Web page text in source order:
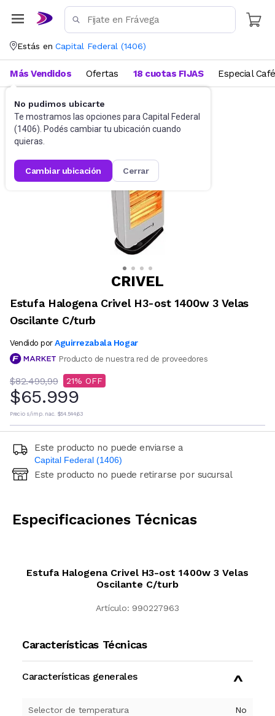
Estás en Capital Federal (1406)
No pudimos ubicarte
Te mostramos las opciones para Capital Federal
(1406). Podés cambiar tu ubicación cuando
quieras.
cambiar ubicación cerrar
Más Vendidos Ofertas 18 cuotas FIJAS Especial Café
Calefacción Eléctrica
CRIVEL
Estufa Halogena Crivel H3-ost 1400w 3 Velas
Oscilante C/turb
Vendido por Aguirrezabala Hogar
Producto de nuestra red de proveedores
$82.499,99 21
$65.999
Precio s/imp. nac. $54.544,63
Este producto no puede enviarse a
Capital Federal (1406)
Ingresá código postal (sólo números)
Este producto no puede retirarse por sucursal
Especificaciones Técnicas
Estufa Halogena Crivel H3-ost 1400w 3 Velas
Oscilante C/turb
Artículo: 990227963
Características Técnicas
Características generales
Selector de temperatura No